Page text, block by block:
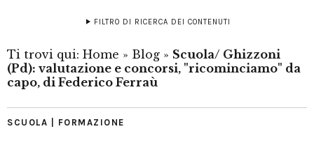
FILTRO DI RICERCA DEI CONTENUTI
Ti trovi qui: Home » Blog » Scuola/ Ghizzoni
(Pd): valutazione e concorsi, "ricominciamo" da
capo, di Federico Ferraù
SCUOLA | FORMAZIONE